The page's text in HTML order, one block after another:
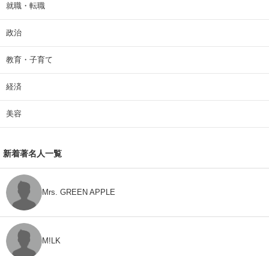
就職・転職
政治
教育・子育て
経済
美容
新着著名人一覧
Mrs. GREEN APPLE
M!LK